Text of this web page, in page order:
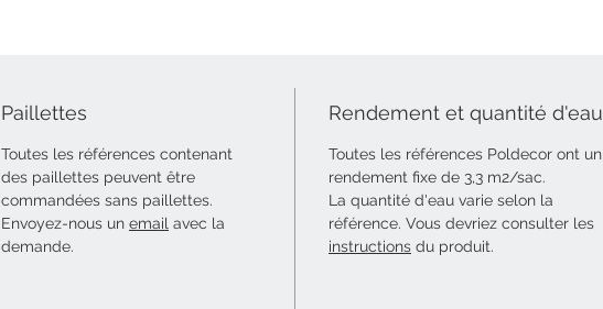
Paillettes
Toutes les références contenant
des paillettes peuvent être
commandées sans paillettes.
Envoyez-nous un email avec la
demande.
Rendement et quantité d'eau
Toutes les références Poldecor ont un
rendement fixe de 3,3 m2/sac.
La quantité d'eau varie selon la
référence. Vous devriez consulter les
instructions du produit.